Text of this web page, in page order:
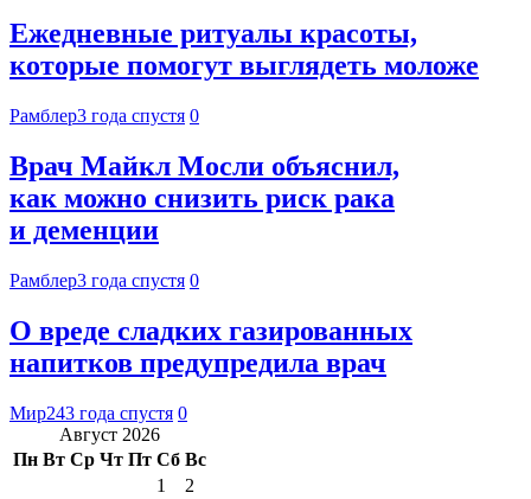
Ежедневные ритуалы красоты,
которые помогут выглядеть моложе
Рамблер3 года спустя 0
Врач Майкл Мосли объяснил,
как можно снизить риск рака
и деменции
Рамблер3 года спустя 0
О вреде сладких газированных
напитков предупредила врач
Мир243 года спустя 0
Август 2026
Пн Вт Ср Чт Пт Сб Вс
1
2